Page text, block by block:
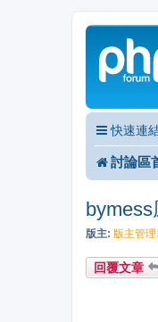
快速連
討論區
版主: 版主管
回覆文章